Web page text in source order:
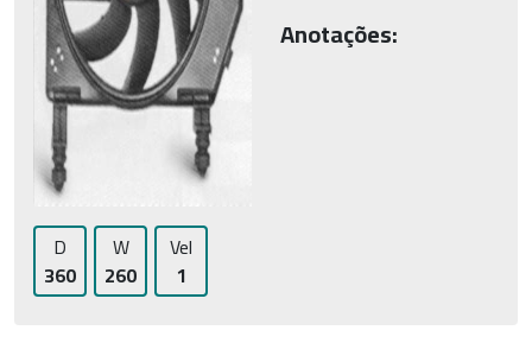
D
360
W
260
Vel
1
Anotações: